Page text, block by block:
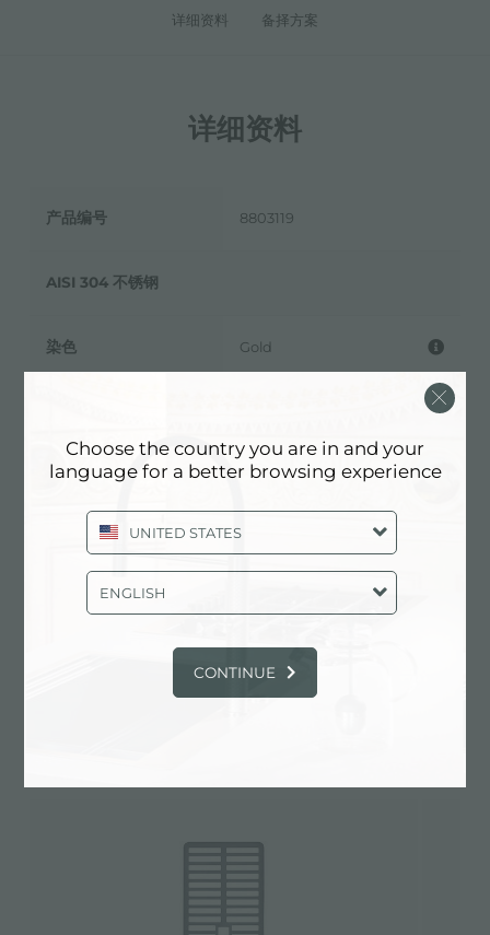
详细资料 备择方案
详细资料
产品编号 8803119
AISI 304 不锈钢
染色 Gold
配件 抽油烟机配件
Choose the country you are in and your
language for a better browsing experience
UNITED STATES
ENGLISH
CONTINUE